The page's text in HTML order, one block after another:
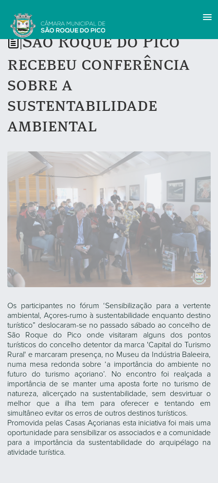
São Roque do Pico
recebeu conferência
sobre a
sustentabilidade
ambiental
Os participantes no fórum ‘Sensibilização para a vertente
ambiental, Açores-rumo à sustentabilidade enquanto destino
turístico” deslocaram-se no passado sábado ao concelho de
São Roque do Pico onde visitaram alguns dos pontos
turísticos do concelho detentor da marca 'Capital do Turismo
Rural' e marcaram presença, no Museu da Indústria Baleeira,
numa mesa redonda sobre ‘a importância do ambiente no
futuro do turismo açoriano’. No encontro foi realçada a
importância de se manter uma aposta forte no turismo de
natureza, alicerçado na sustentabilidade, sem desvirtuar o
melhor que a ilha tem para oferecer e tentando em
simultâneo evitar os erros de outros destinos turísticos.
Promovida pelas Casas Açorianas esta iniciativa foi mais uma
oportunidade para sensibilizar os associados e a comunidade
para a importância da sustentabilidade do arquipélago na
atividade turística.